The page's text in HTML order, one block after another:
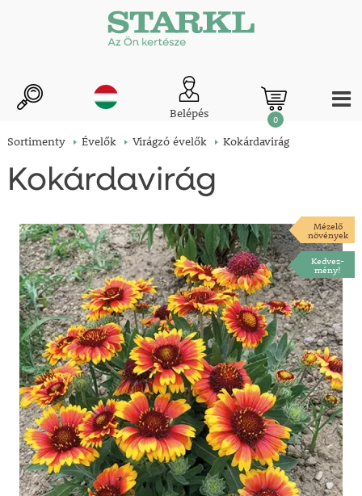
Belépés 0
Sortimenty Évelők Virágzó évelők Kokárdavirág
Kokárdavirág
Mézelő
növények
Kedvez-
mény!